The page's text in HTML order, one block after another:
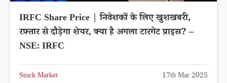
IRFC Share Price | निवेशकों के लिए खुशखबरी,
रफ़्तार से दौड़ेगा शेयर, क्या है अगला टारगेट प्राइस? –
NSE: IRFC
Stock Market 17th Mar 2025